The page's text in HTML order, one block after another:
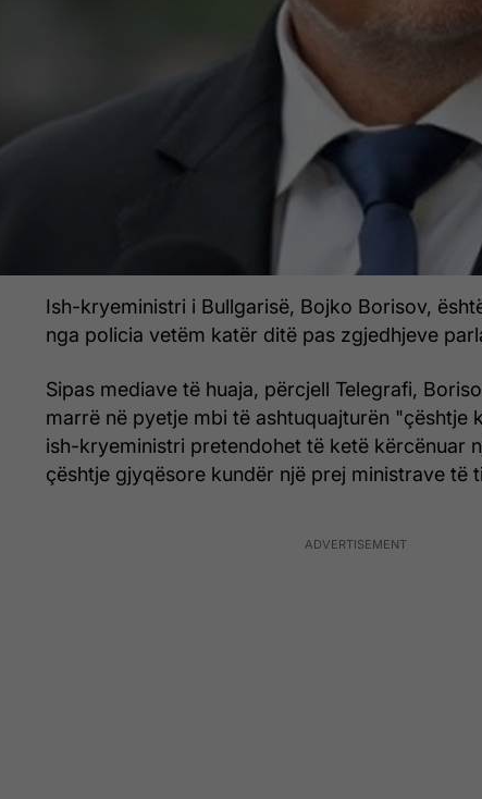
Ish-kryeministri i Bullgarisë, Bojko Borisov,
nga policia vetëm katër ditë pas zgjedhjeve
Sipas mediave të huaja, përcjell Telegrafi,
marrë në pyetje mbi të ashtuquajturën "çështje
ish-kryeministri pretendohet të ketë kërcënuar
çështje gjyqësore kundër një prej ministrave të